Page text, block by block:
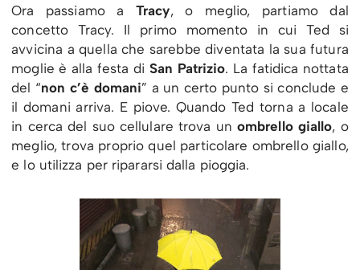
Ora passiamo aTracy, o meglio, partiamo dal
concetto Tracy. Il primo momento in cui Ted si
avvicina a quella che sarebbe diventata la sua futura
moglie è alla festa di San Patrizio. La fatidica nottata
del “non c’è domani” a un certo punto si conclude e
il domani arriva. E piove. Quando Ted torna a locale
in cerca del suo cellulare trova un ombrello giallo, o
meglio, trova proprio quel particolare ombrello giallo,
e lo utilizza per ripararsi dalla pioggia.